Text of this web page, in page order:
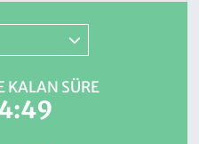
KALAN SÜRE
Servisi